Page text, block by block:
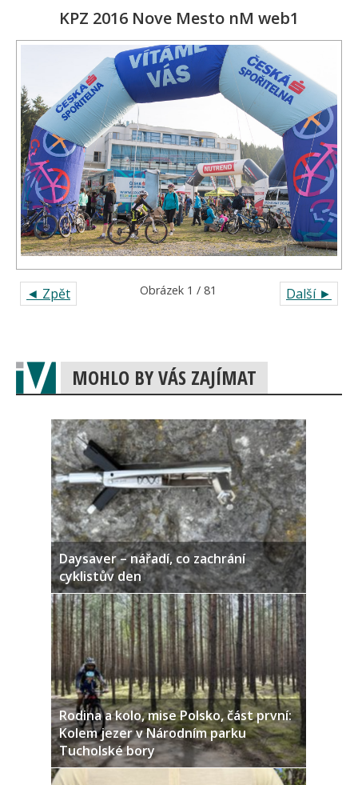
KPZ 2016 Nove Mesto nM web1
◄ Zpět Další ►
Obrázek 1 / 81
MOHLO BY VÁS ZAJÍMAT
Daysaver – nářadí, co zachrání
cyklistův den
Rodina a kolo, mise Polsko, část první:
Kolem jezer v Národním parku
Tucholské bory